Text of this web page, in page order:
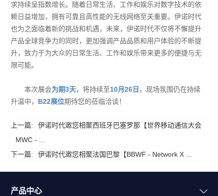
求持续呈指数增长。随着日常生活、工作和娱乐对数字技术的依
赖日益增加，拥有可靠且高性能的无线网络至关重要。伊诺时代
也为之面临着新的挑战和机遇，未来，伊诺时代不仅将不懈提升
产品全球竞争力的同时，更加强调产品品质和用户体验的不断提
升，致力于为大众的日常生活、工作和娱乐带来更多的便捷与无
限可能。
本次展会为期3天，将持续至10月26日 ，现场氛围仍在持续
升温中， B22展位期待您的莅临洽谈！
上一篇:
伊诺时代邀您相聚西班牙巴塞罗那【世界移动通信大会
MWC - ...
下一篇:
伊诺时代邀您相聚法国巴黎【BBWF - Network X ...
产品中心